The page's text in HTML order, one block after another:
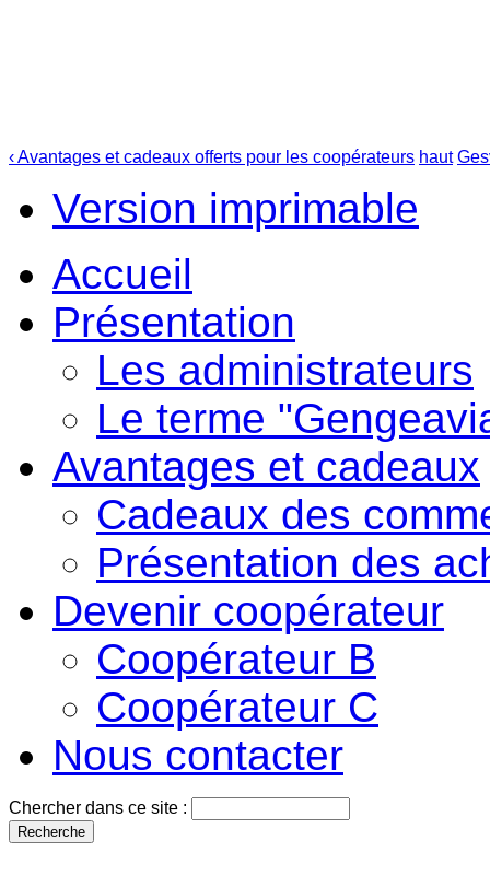
‹ Avantages et cadeaux offerts pour les coopérateurs haut
Version imprimable
Accueil
Présentation
Les administrateurs
Le terme
Avantages et cadeaux
Cadeaux des
Présentation des
Devenir coopérateur
Coopérateur B
Coopérateur C
Nous contacter
Chercher dans ce site :